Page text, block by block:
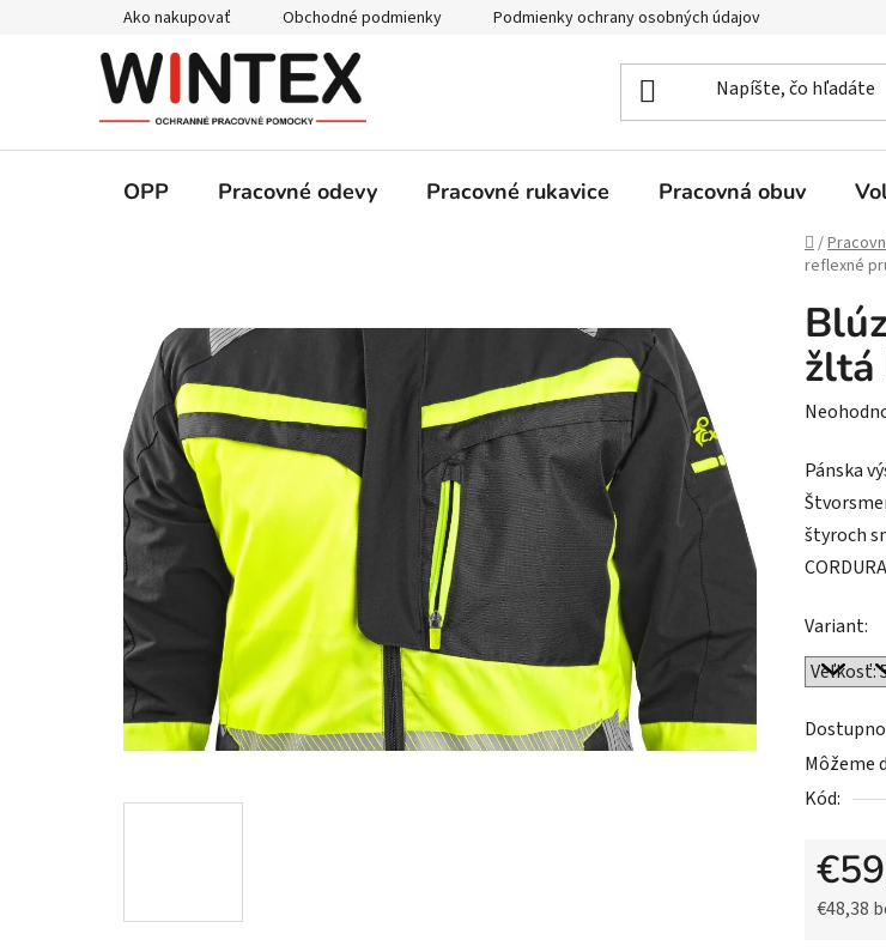
Ako nakupovať Obchodné podmienky Podmienky ochrany osobných údajov
OPP Pracovné odevy Pracovné rukavice Pracovná obuv
Domov
/
reflexné
žltá
produktu
je
0,0
z
hviezdičiek.
Pánska
štyroch
Variant:
Môžeme
Kód:
€48,38